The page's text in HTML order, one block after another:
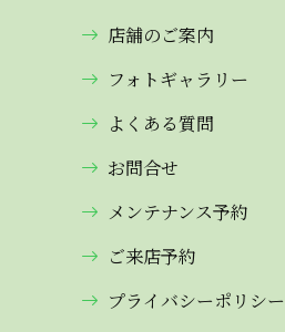
店舗のご案内
フォトギャラリー
よくある質問
お問合せ
メンテナンス予約
ご来店予約
プライバシーポリシー